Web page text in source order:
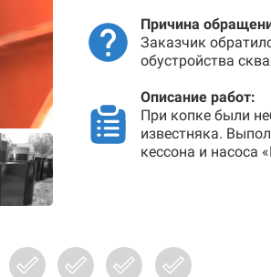
Причина
Заказчик
обустройства
Описание работ:
При копке были
известняка.
кессона и насоса